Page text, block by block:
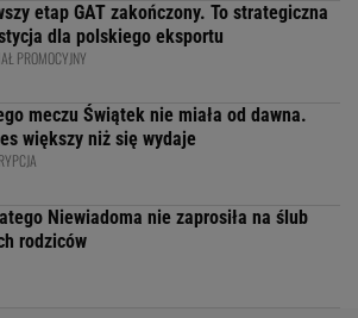
etap GAT zakończony. To strategiczna
dla polskiego eksportu
PROMOCYJNY
meczu Świątek nie miała od dawna.
większy niż się wydaje
Niewiadoma nie zaprosiła na ślub
rodziców